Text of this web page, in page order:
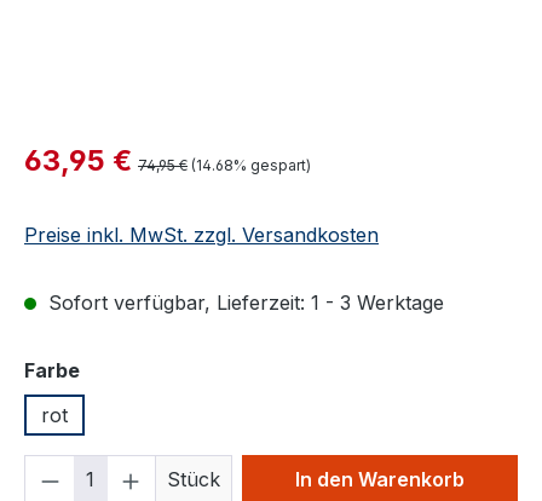
Verkaufspreis:
63,95 € Regulärer Preis:
74,95 € (14.68% gespart)
Preise inkl. MwSt. zzgl. Versandkosten
Sofort verfügbar, Lieferzeit: 1 - 3 Werktage
Farbeauswählen
rot
Produkt Anzahl: Gib den
Stück In den Warenkorb